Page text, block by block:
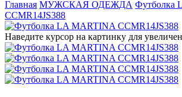
Главная МУЖСКАЯ ОДЕЖДА Футболка
CCMR14JS388
Наведите курсор на картинку для